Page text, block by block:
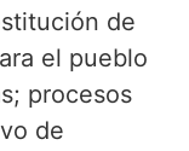
de
el pueblo
procesos
de